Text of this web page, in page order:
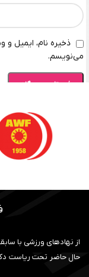
ذخیره نام، ایمیل و
می‌نویسم.
از نهادهای ورزشی با
حال حاضر تحت ریاست